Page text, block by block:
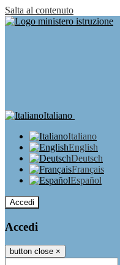
Salta al contenuto
Italiano
Italiano
English
Deutsch
Français
Español
Accedi
Accedi
button close ×